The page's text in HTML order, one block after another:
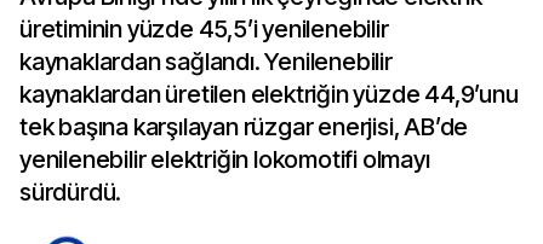
üretiminin yüzde 45,5’i yenilenebilir
kaynaklardan sağlandı. Yenilenebilir
kaynaklardan üretilen elektriğin yüzde 44,9’unu
tek başına karşılayan rüzgar enerjisi, AB’de
yenilenebilir elektriğin lokomotifi olmayı
sürdürdü.